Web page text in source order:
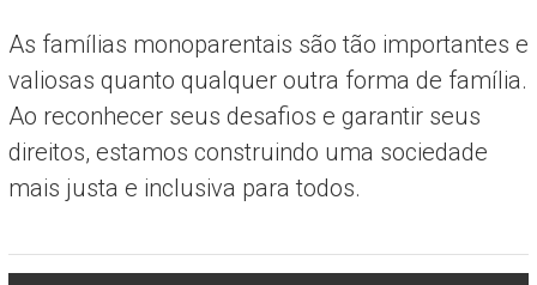
As famílias monoparentais são tão importantes e
valiosas quanto qualquer outra forma de família.
Ao reconhecer seus desafios e garantir seus
direitos, estamos construindo uma sociedade
mais justa e inclusiva para todos.